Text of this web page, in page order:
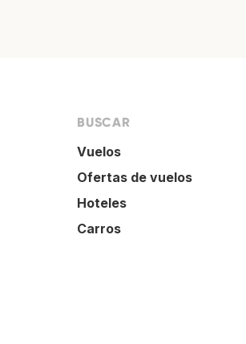
BUSCAR
Vuelos
Ofertas de vuelos
Hoteles
Carros